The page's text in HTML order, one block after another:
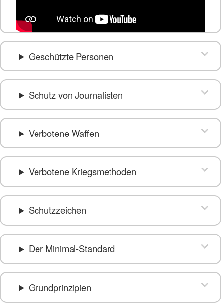
Geschützte Personen
Schutz von Journalisten
Verbotene Waffen
Verbotene Kriegsmethoden
Schutzzeichen
Der Minimal-Standard
Grundprinzipien